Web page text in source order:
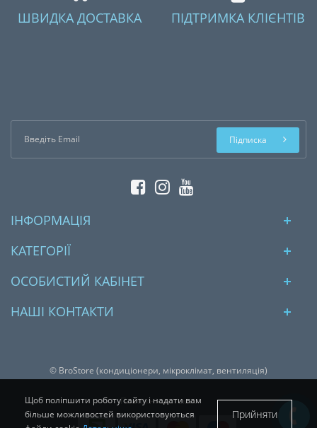
ШВИДКА ДОСТАВКА ПІДТРИМКА КЛІЄНТІВ
Підписка
ІНФОРМАЦІЯ
КАТЕГОРІЇ
ОСОБИСТИЙ КАБІНЕТ
НАШІ КОНТАКТИ
© BroStore (кондиціонери, мікроклімат, вентиляція)
Платіжні системи:
Щоб поліпшити роботу сайту і надати вам
більше можливостей використовуються
Прийняти